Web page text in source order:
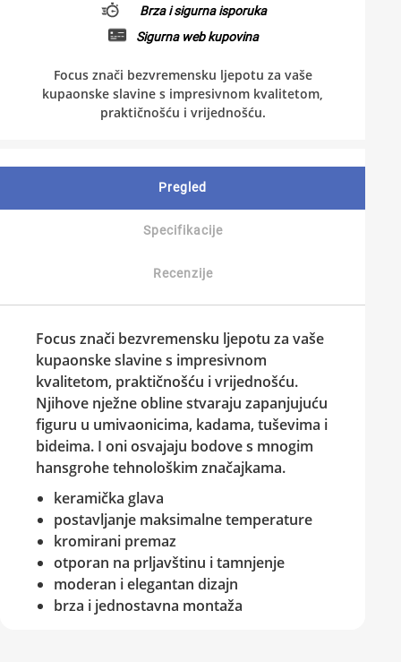
Brza i sigurna isporuka
Sigurna web kupovina
Focus znači bezvremensku ljepotu za vaše
kupaonske slavine s impresivnom kvalitetom,
praktičnošću i vrijednošću.
Pregled
Specifikacije
Recenzije
Focus znači bezvremensku ljepotu za vaše
kupaonske slavine s impresivnom
kvalitetom, praktičnošću i vrijednošću.
Njihove nježne obline stvaraju zapanjujuću
figuru u umivaonicima, kadama, tuševima i
bideima. I oni osvajaju bodove s mnogim
hansgrohe tehnološkim značajkama.
keramička glava
postavljanje maksimalne temperature
kromirani premaz
otporan na prljavštinu i tamnjenje
moderan i elegantan dizajn
brza i jednostavna montaža